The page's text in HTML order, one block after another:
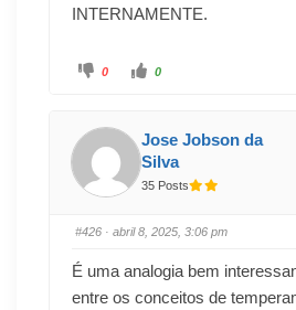
INTERNAMENTE.
0 0
Jose Jobson da
Silva
35 Posts
#426 · abril 8, 2025, 3:06 pm
É uma analogia bem
entre os conceitos de